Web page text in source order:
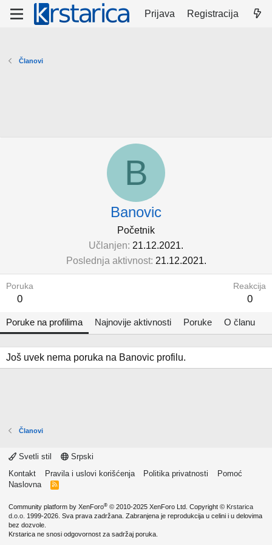
Prijava Registracija
Članovi
B
Banovic
Početnik
Učlanjen 21.12.2021.
Poslednja aktivnost 21.12.2021.
Poruka
0
Reakcija
0
Poruke na profilima Najnovije aktivnosti Poruke O članu
Još uvek nema poruka na Banovic profilu.
Članovi
Svetli stil
Srpski
Kontakt
Pravila i uslovi korišćenja Politika privatnosti
Pomoć
Naslovna
R
Community platform by XenForo® © 2010-2025 XenForo Ltd. Copyright © Krstarica
d.o.o. 1999-2026. Sva prava zadržana. Zabranjena je reprodukcija u celini i u delovima
bez dozvole.
Krstarica ne snosi odgovornost za sadržaj poruka.